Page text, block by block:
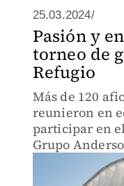
25.03.2024/
Pasión y
torneo de
Refugio
Más de 120
reunieron en
participar en
Grupo
desarrolló en
de sana